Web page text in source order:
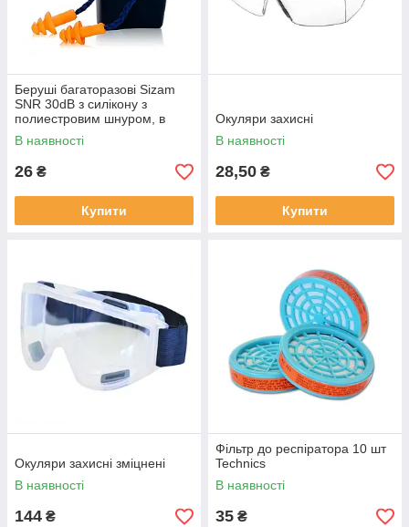
Беруші багаторазові Sizam
SNR 30dB з силікону з
полиестровим шнуром, в
контейнері /SM 1270
В наявності
26 ₴
Купити
Окуляри захисні
В наявності
28,50 ₴
Купити
Окуляри захисні зміцнені
В наявності
144 ₴
Фільтр до респіратора 10 шт
Technics
В наявності
35 ₴